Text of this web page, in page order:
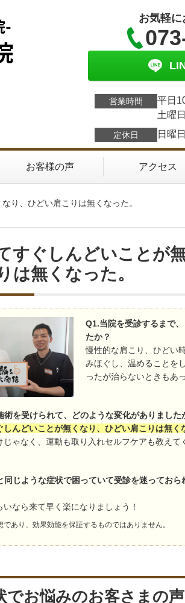
お気軽
営業時間
平日
土曜
定休日 日曜
お客様の声 アクセス
り、ひどい肩こりは無くなった。
すぐしんどいことが
は無くなった。
Q1.当院を受診するまで
たか？
慢性的な肩こり、ひどい
みほぐし、温めることを
ったが治らないときもあ
術を受けられて、どのような変化がありました
しんどいことが無くなり、ひどい肩こりは無く
じゃなく、運動も取り入れセルフケアも教えて
同じような症状で困っていて受診を迷ってお
なら来て早く楽になりましょう！
あり、効果効能を保証するものではありません。
でお悩みのお客さまの声